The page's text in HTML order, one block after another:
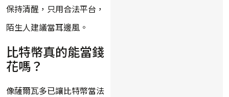
保持清醒，只用合法平台，
陌生人建議當耳邊風。
比特幣真的能當錢
花嗎？
像薩爾瓦多已讓比特幣當法